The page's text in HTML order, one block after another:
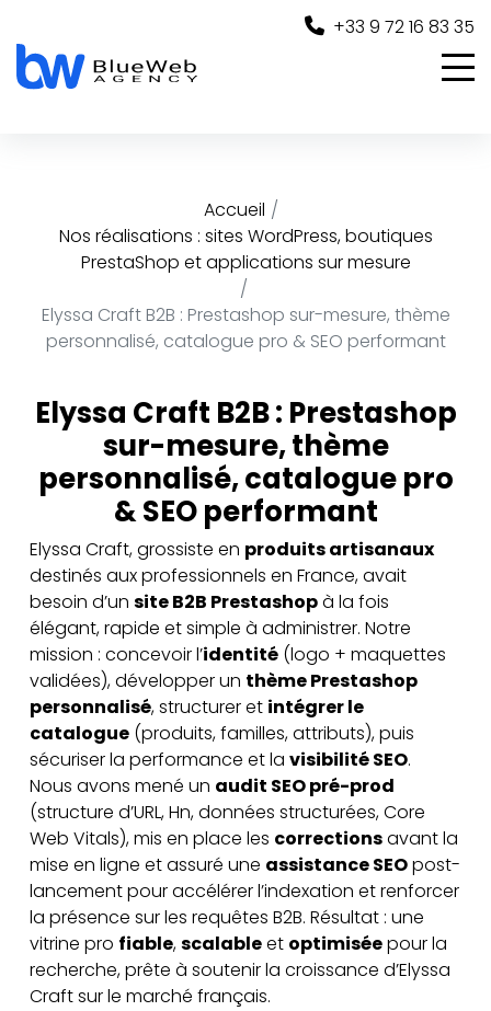
+33 9 72 16 83 35
Accueil
Nos réalisations : sites WordPress, boutiques
PrestaShop et applications sur mesure
Elyssa Craft B2B : Prestashop sur-mesure, thème
personnalisé, catalogue pro & SEO performant
Elyssa Craft B2B : Prestashop
sur-mesure, thème
personnalisé, catalogue pro
& SEO performant
Elyssa Craft, grossiste en produits artisanaux
destinés aux professionnels en France, avait
besoin d’un site B2B Prestashopà la fois
élégant, rapide et simple à administrer. Notre
mission : concevoir l’identité (logo + maquettes
validées), développer un thème Prestashop
personnalisé, structurer et intégrer le
catalogue (produits, familles, attributs), puis
sécuriser la performance et la visibilité SEO.
Nous avons mené un audit SEO pré-prod
(structure d’URL, Hn, données structurées, Core
Web Vitals), mis en place les correctionsavant la
mise en ligne et assuré une assistance SEOpost-
lancement pour accélérer l’indexation et renforcer
la présence sur les requêtes B2B. Résultat : une
vitrine pro fiable,scalableet optimiséepour la
recherche, prête à soutenir la croissance d’Elyssa
Craft sur le marché français.